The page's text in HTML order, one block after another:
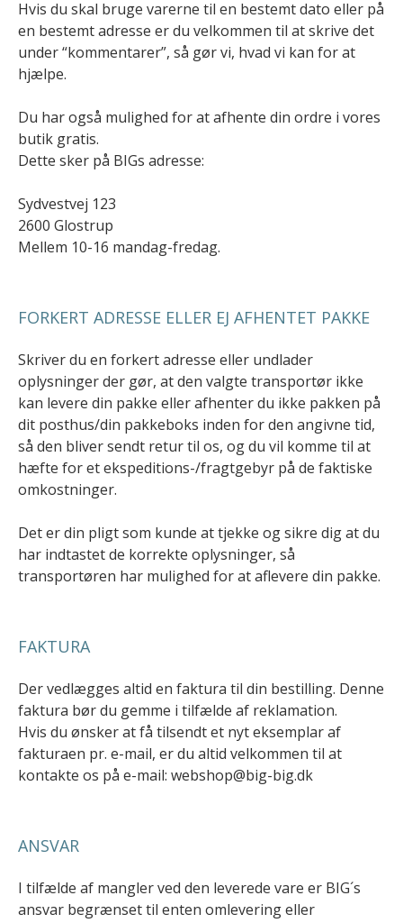
Hvis du skal bruge varerne til en bestemt dato eller på
en bestemt adresse er du velkommen til at skrive det
under “kommentarer”, så gør vi, hvad vi kan for at
hjælpe.
Du har også mulighed for at afhente din ordre i vores
butik gratis.
Dette sker på BIGs adresse:
Sydvestvej 123
2600 Glostrup
Mellem 10-16 mandag-fredag.
FORKERT ADRESSE ELLER EJ AFHENTET PAKKE
Skriver du en forkert adresse eller undlader
oplysninger der gør, at den valgte transportør ikke
kan levere din pakke eller afhenter du ikke pakken på
dit posthus/din pakkeboks inden for den angivne tid,
så den bliver sendt retur til os, og du vil komme til at
hæfte for et ekspeditions-/fragtgebyr på de faktiske
omkostninger.
Det er din pligt som kunde at tjekke og sikre dig at du
har indtastet de korrekte oplysninger, så
transportøren har mulighed for at aflevere din pakke.
FAKTURA
Der vedlægges altid en faktura til din bestilling. Denne
faktura bør du gemme i tilfælde af reklamation.
Hvis du ønsker at få tilsendt et nyt eksemplar af
fakturaen pr. e-mail, er du altid velkommen til at
kontakte os på e-mail: webshop@big-big.dk
ANSVAR
I tilfælde af mangler ved den leverede vare er BIG´s
ansvar begrænset til enten omlevering eller